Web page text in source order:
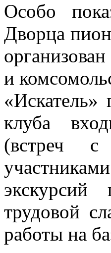
Особо
Дворца
и
клуба
(встреч с
трудовой
работы на